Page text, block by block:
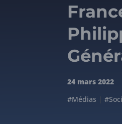
24 mars 2022
#Médias |